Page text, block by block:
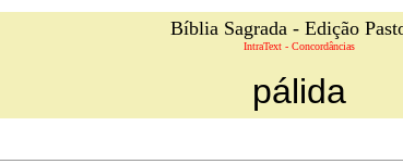
Bíblia Sagrada - Edição
IntraText - Concordâncias
pálida